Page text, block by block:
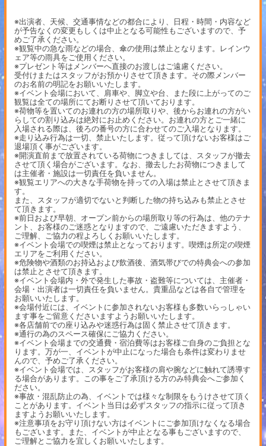
※出演者、天候、交通事情などの都合により、日程・時間・内容など
が予告なくの変更もしくは中止となる可能性もございますので、予
めご了承ください。
※観覧中の急な雨などの場合、傘の使用は禁止となります。レインウ
ェア等の雨具をご使用ください。
※プレゼント等はメンバーへ直接のお渡しはご遠慮ください。
受付けまたはスタッフがお預かりさせて頂きます。その際メンバー
のお名前の明記をお願いいたします。
※イベント会場において、肩車や、脚立や台、また段に上がってのご
観覧は全ての場所にてお断りさせて頂いております。
※荷物等を置いてのお連れの方の場所取りや、後からお連れの方がい
らしての割り込みは絶対にお止めください。お連れの方とご一緒に
入場される際は、後ろの番号の方に合わせてのご入場となります。
※走り込み行為は一切、禁止いたします。従って頂けないお客様はご
退場頂く事がございます。
※開演直前まで放置されている荷物につきましては、スタッフが撤去
させて頂く場合がございます。なお、撤去したお荷物につきまして
は主催者・施設は一切責任を負いません。
※観覧エリアへの大きな手荷物を持っての入場は禁止とさせて頂きま
す。
また、スタッフが適切でないと判断した物の持ち込みも禁止とさせ
て頂きます。
※前日および早朝、オープン前からの場所取り等の行為は、他のテナ
ント、お客様のご迷惑となりますので、ご遠慮いただきますよう、
ご理解、ご協力の程よろしくお願いいたします。
※イベント会場での喫煙は禁止となっております。喫煙は所定の喫煙
エリアをご利用ください。
※危険物や酒類のお持込および飲酒後、酒気帯びでの特典会への参加
は禁止とさせて頂きます。
※イベント会場内・外で発生した事故・盗難等については、主催者・
会場・出演者は一切責任を負いません。貴重品などは各自で管理を
お願いいたします。
※会場付近には、イベントに参加されないお客様も多数いらっしゃい
ます事をご留意くださいますようお願いいたします。
※各店舗前での座り込みや迷惑行為は固く禁止させて頂きます。
※通行の為のスペース確保にご協力ください。
※イベント会場までの交通費・宿泊費等はお客様ご自身のご負担とな
ります。万が一、イベントが中止になった場合も条件は変わりませ
んので、予めご了承ください。
※イベント会場では、スタッフがお客様の肩や腕などに触れて誘導す
る場合があります。この事をご了承頂ける方のみ特典会へご参加く
ださい。
※事故・混乱防止の為、イベントでは様々な制限をもうけさせて頂く
ことがあります。イベント当日は必ずスタッフの指示に従って頂き
ますようお願いいたします。
※注意事項をお守り頂けない方はイベントにご参加頂けなくなる場合
もございます。また、イベントが中止となる事もございますので、
ご理解とご協力を宜しくお願いいたします。